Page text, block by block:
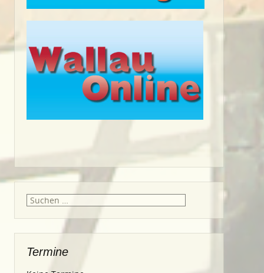
Suche
Termine